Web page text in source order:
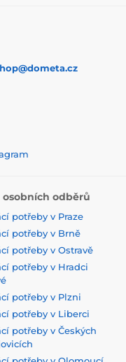
a obnovitelných
planety a záleží nám na
o ekologickou
a zakládáme si
většinu zásilek
zboží máme
Přihlásit